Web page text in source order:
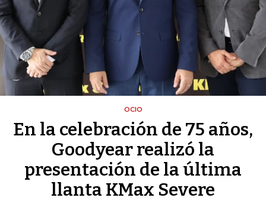
OCIO
En la celebración de 75 años,
Goodyear realizó la
presentación de la última
llanta KMax Severe